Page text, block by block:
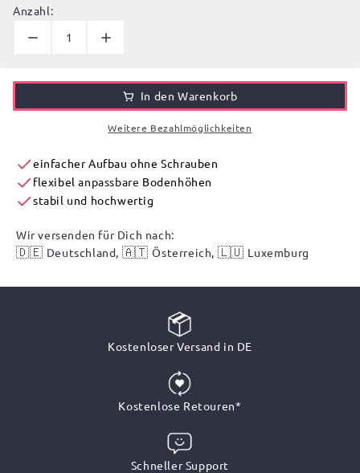
Anzahl:
In den Warenkorb
Weitere Bezahlmöglichkeiten
einfacher Aufbau ohne Schrauben
flexibelanpassbare Bodenhöhen
stabil und hochwertig
Wir versenden für Dich nach:
🇩🇪 Deutschland, 🇦🇹Österreich, 🇱🇺 Luxemburg
Kostenloser Versand in DE
Kostenlose Retouren*
Schneller Support